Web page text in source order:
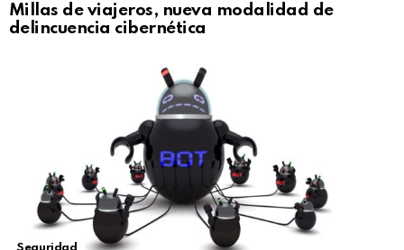
Millas de viajeros, nueva modalidad de
delincuencia cibernética